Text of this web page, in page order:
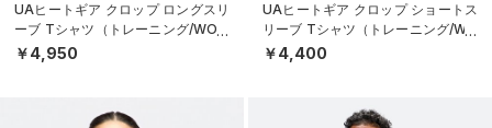
UAヒートギア クロップ ロングスリ
ーブ Tシャツ（トレーニング/WOM
EN）
￥4,950
UAヒートギア クロップ ショートス
リーブ Tシャツ（トレーニング/WO
MEN）
￥4,400